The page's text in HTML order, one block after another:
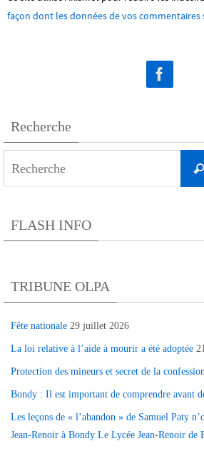
façon dont les données de vos
Recherche
FLASH INFO
TRIBUNE OLPA
Fête nationale 29 juillet 2026
La loi relative à l’aide à mourir a été adoptée
Protection des mineurs et secret de la
Bondy : Il est important de comprendre avant
Les leçons de « l’abandon » de Samuel Paty
Jean-Renoir à Bondy Le Lycée Jean-Renoir de